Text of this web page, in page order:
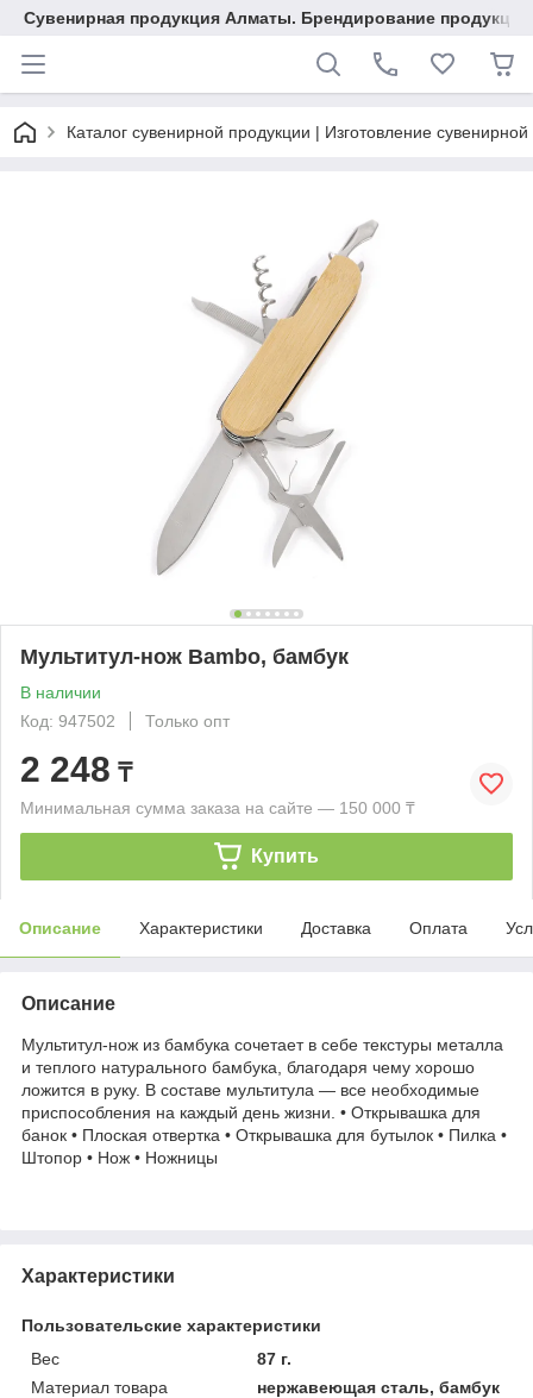
Сувенирная продукция Алматы. Брендирование
Каталог сувенирной продукции | Изготовление
Мультитул-нож Bambo, бамбук
В наличии
Код: 947502
Только опт
2 248 ₸
Минимальная сумма заказа на сайте — 150 000 ₸
Купить
Описание Характеристики Доставка Оплата
Описание
Мультитул-нож из бамбука сочетает в себе текстуры металла
и теплого натурального бамбука, благодаря чему хорошо
ложится в руку. В составе мультитула — все необходимые
приспособления на каждый день жизни. • Открывашка для
банок • Плоская отвертка • Открывашка для бутылок • Пилка •
Штопор • Нож • Ножницы
Характеристики
Пользовательские характеристики
Вес
87 г.
Материал товара
нержавеющая сталь, бамбук